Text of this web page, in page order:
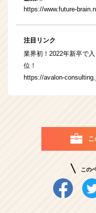
https://www.future-
注目リンク
業界初！2022年新卒で
位！
https://avalon-
この